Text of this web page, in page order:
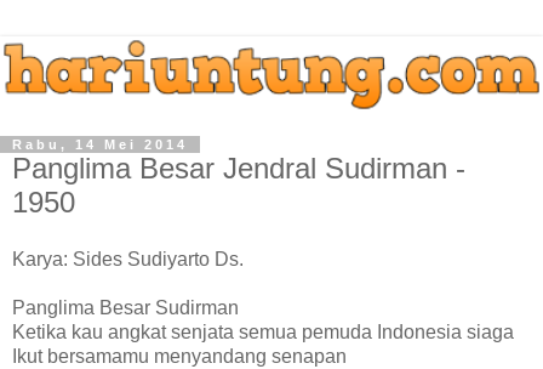
Rabu, 14 Mei 2014
Panglima Besar Jendral Sudirman -
1950
Karya: Sides Sudiyarto Ds.
Panglima Besar Sudirman
Ketika kau angkat senjata semua pemuda Indonesia siaga
Ikut bersamamu menyandang senapan